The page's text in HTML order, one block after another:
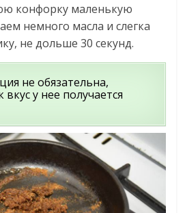
конфорку маленькую
немного масла и слегка
не дольше 30 секунд.
не обязательна,
вкус у нее получается